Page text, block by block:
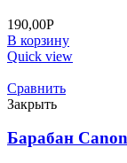
190,00Р
В корзину
Quick view
Сравнить
Закрыть
Барабан